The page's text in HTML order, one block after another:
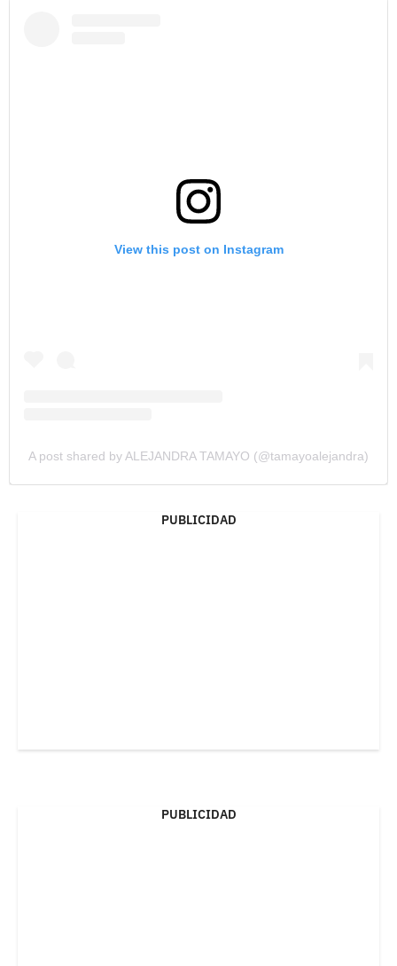
View this post on Instagram
A post shared by ALEJANDRA TAMAYO (@tamayoalejandra)
PUBLICIDAD
PUBLICIDAD